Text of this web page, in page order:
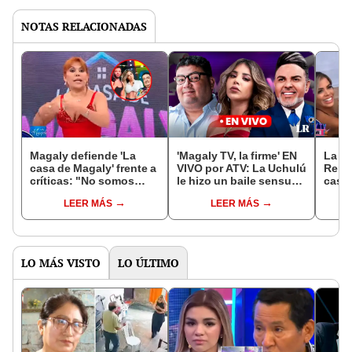
NOTAS RELACIONADAS
Magaly defiende 'La
casa de Magaly' frente a
críticas: "No somos
pisamos los talones"
LEER MÁS
'Magaly TV, la firme' EN
VIVO por ATV: La Uchulú
le hizo un baile sensual
LEER MÁS
La
casa
LO MÁS VISTO LO ÚLTIMO